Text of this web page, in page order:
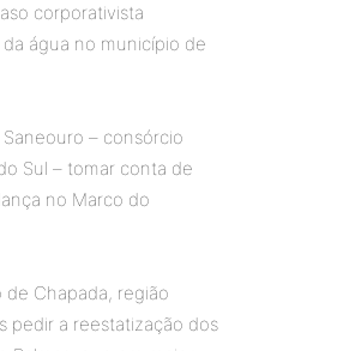
corporativista
água no município de
– consórcio
Sul – tomar conta de
no Marco do
Chapada, região
pedir a reestatização dos